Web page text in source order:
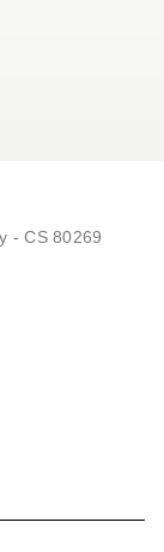
- CS 80269